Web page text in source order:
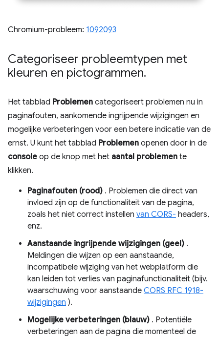
Chromium-probleem: 1092093
Categoriseer probleemtypen met
kleuren en pictogrammen.
Het tabblad Problemen categoriseert problemen nu in
paginafouten, aankomende ingrijpende wijzigingen en
mogelijke verbeteringen voor een betere indicatie van de
ernst. U kunt het tabblad Problemen openen door in de
console op de knop met het aantal problemen te
klikken.
Paginafouten (rood) . Problemen die direct van
invloed zijn op de functionaliteit van de pagina,
zoals het niet correct instellen van CORS- headers,
enz.
Aanstaande ingrijpende wijzigingen (geel) .
Meldingen die wijzen op een aanstaande,
incompatibele wijziging van het webplatform die
kan leiden tot verlies van paginafunctionaliteit (bijv.
waarschuwing voor aanstaande CORS RFC 1918-
wijzigingen ).
Mogelijke verbeteringen (blauw) . Potentiële
verbeteringen aan de pagina die momenteel de